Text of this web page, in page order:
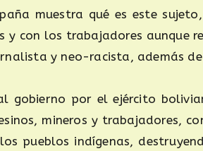
muestra qué es este
y con los trabajadores aunque
y neo-racista, además
gobierno por el ejército
mineros y trabajadores,
pueblos indígenas,